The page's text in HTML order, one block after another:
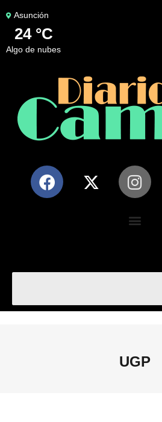
Asunción
24 °C
algo de nubes
UGP